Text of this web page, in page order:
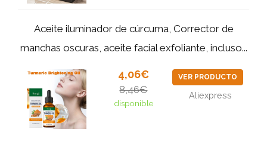
Aceite iluminador de cúrcuma, Corrector de
manchas oscuras, aceite facial exfoliante, incluso...
4,06€
8,46€
disponible
VER PRODUCTO
Aliexpress